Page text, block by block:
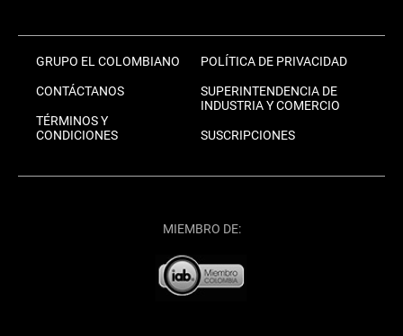
GRUPO EL COLOMBIANO
CONTÁCTANOS
TÉRMINOS Y
CONDICIONES
POLÍTICA DE PRIVACIDAD
SUPERINTENDENCIA DE
INDUSTRIA Y COMERCIO
SUSCRIPCIONES
MIEMBRO DE: